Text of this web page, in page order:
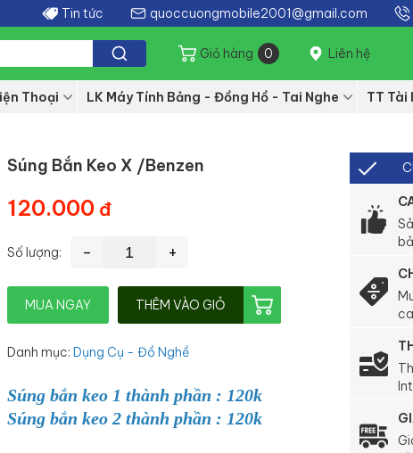
Tin tức quoccuongmobile2001@gmail.com
Giỏ hàng 0 Liên hệ
Thoại LK Máy Tính Bảng - Đồng Hồ - Tai Nghe TT Tài
Súng Bắn Keo X /Benzen
120.000
Số lượng: - +
MUA NGAY THÊM VÀO GIỎ
Danh mục: Dụng Cụ - Đồ Nghề
Súng bắn keo 1 thành phần : 120k
Súng bắn keo 2 thành phần : 120k